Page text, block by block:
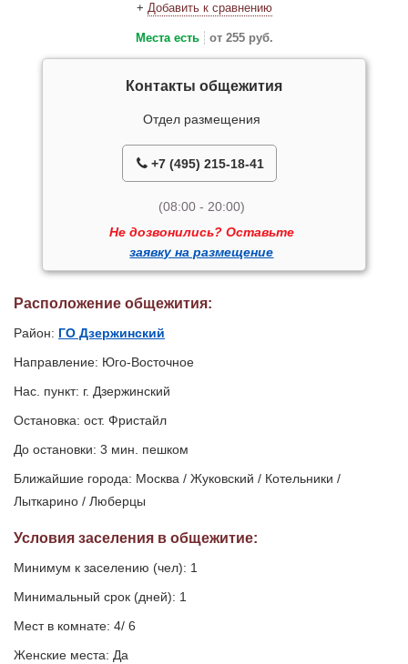
+ Добавить к сравнению
Места есть от 255 руб.
Контакты общежития
Отдел размещения
+7 (495) 215-18-41
(08:00 - 20:00)
Не дозвонились? Оставьте
заявку на размещение
Расположение общежития:
Район: ГО Дзержинский
Направление: Юго-Восточное
Нас. пункт: г. Дзержинский
Остановка: ост. Фристайл
До остановки: 3 мин. пешком
Ближайшие города: Москва / Жуковский / Котельники /
Лыткарино / Люберцы
Условия заселения в общежитие:
Минимум к заселению (чел): 1
Минимальный срок (дней): 1
Мест в комнате: 4/ 6
Женские места: Да